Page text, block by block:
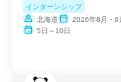
インターンシップ
北海道
2026年8月・9
5日～10日